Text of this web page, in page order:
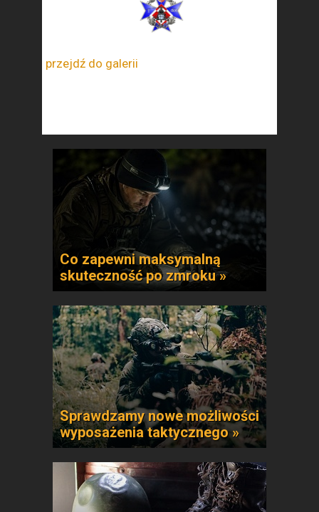
przejdź do galerii
Co zapewni maksymalną
skuteczność po zmroku »
Sprawdzamy nowe możliwości
wyposażenia taktycznego »